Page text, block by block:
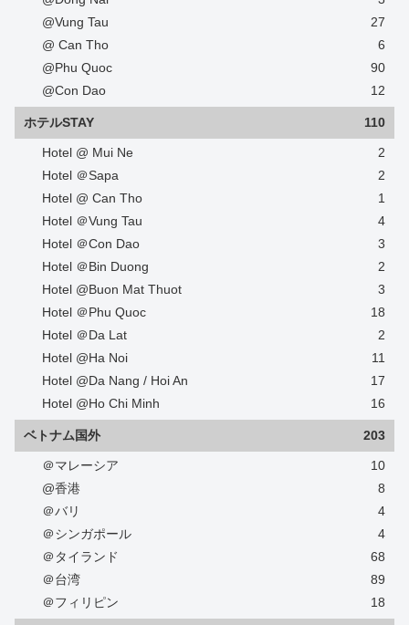
@Vung Tau
27
@ Can Tho
6
@Phu Quoc
90
@Con Dao
12
ホテルSTAY 110
Hotel @ Mui Ne
2
Hotel ＠Sapa
2
Hotel @ Can Tho
1
Hotel ＠Vung Tau
4
Hotel ＠Con Dao
3
Hotel ＠Bin Duong
2
Hotel @Buon Mat Thuot
3
Hotel ＠Phu Quoc
18
Hotel ＠Da Lat
2
Hotel @Ha Noi
11
Hotel @Da Nang / Hoi An
17
Hotel @Ho Chi Minh
16
ベトナム国外 203
＠マレーシア
10
@香港
8
＠バリ
4
＠シンガポール
4
＠タイランド
68
＠台湾
89
＠フィリピン
18